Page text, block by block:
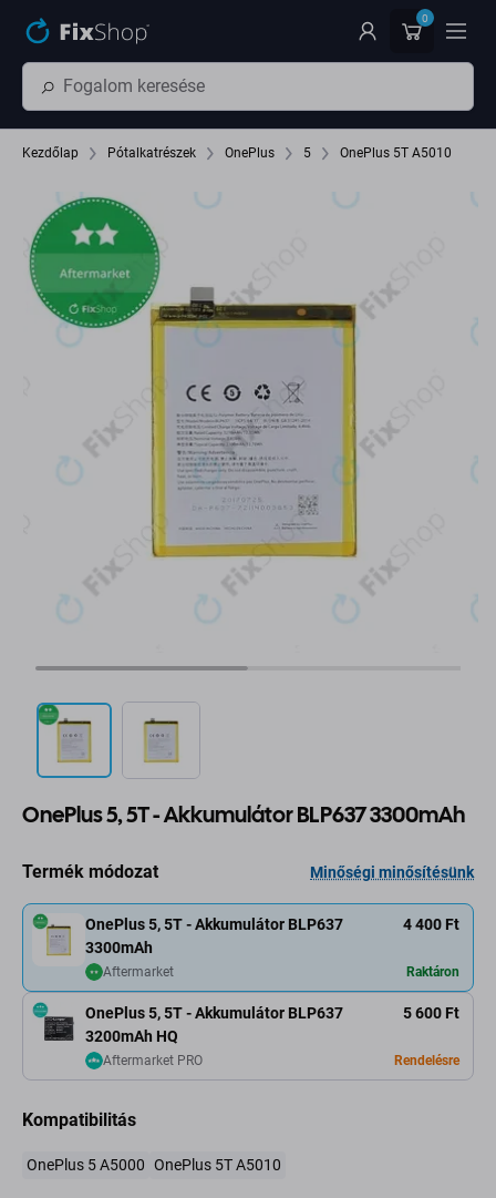
0
Kezdőlap Pótalkatrészek OnePlus 5 OnePlus 5T A5010
OnePlus 5, 5T - Akkumulátor BLP637 3300mAh
Termék módozat Minőségi minősítésünk
OnePlus 5, 5T - Akkumulátor BLP637
3300mAh
4 400 Ft
Aftermarket Raktáron
OnePlus 5, 5T - Akkumulátor BLP637
3200mAh HQ
5 600 Ft
Aftermarket PRO Rendelésre
Kompatibilitás
OnePlus 5 A5000 OnePlus 5T A5010